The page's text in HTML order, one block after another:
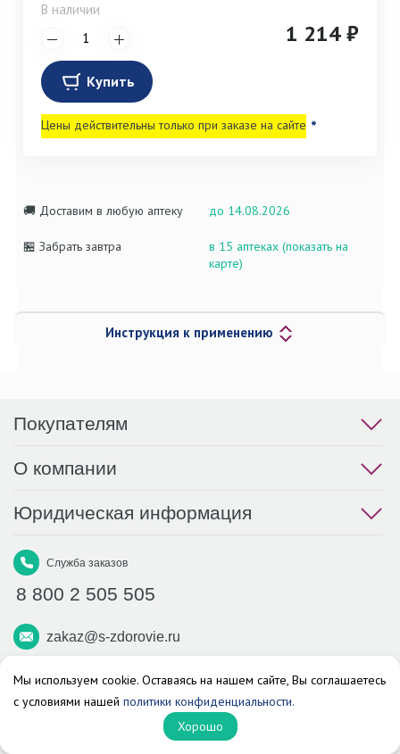
В наличии
1 214 ₽
Купить
Цены действительны только при заказе на сайте *
🚚 Доставим в любую аптеку до 14.08.2026
🏪 Забрать завтра
в 15 аптеках (показать на
карте)
Инструкция к применению
Покупателям
О компании
Юридическая информация
Служба заказов
8 800 2 505 505
zakaz@s-zdorovie.ru
Макс Вконтакте Телеграм
Аптека «Здоровье»
© 2026 г. Все права защищены.
Мы используем cookie. Оставаясь на нашем сайте, Вы соглашаетесь
с условиями нашей политики конфиденциальности.
Хорошо